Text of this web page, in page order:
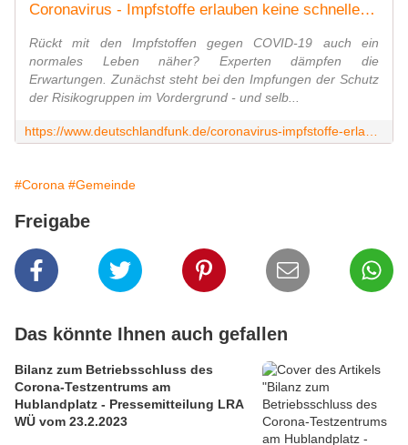
Coronavirus - Impfstoffe erlauben keine schnelle Rückkehr zur Normalität
Rückt mit den Impfstoffen gegen COVID-19 auch ein
normales Leben näher? Experten dämpfen die
Erwartungen. Zunächst steht bei den Impfungen der Schutz
der Risikogruppen im Vordergrund - und selb...
#Corona #Gemeinde
Freigabe
Das könnte Ihnen auch gefallen
Bilanz zum Betriebsschluss des
Corona-Testzentrums am
Hublandplatz - Pressemitteilung LRA
WÜ vom 23.2.2023